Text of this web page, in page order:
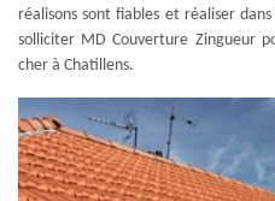
réalisons sont fiables et réaliser
solliciter MD Couverture Zingueur
cher à Chatillens.